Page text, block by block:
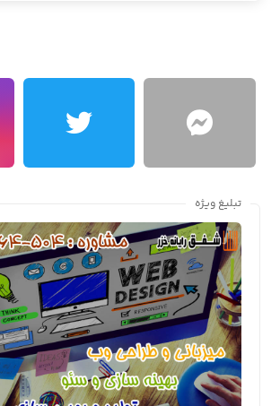
تبلیغ ویژه